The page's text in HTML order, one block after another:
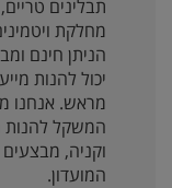
תבלינים טריים,
מחלקת
הניתן חינם
יכול להנות
מראש. אנחנו
וקניה,
המועדון.